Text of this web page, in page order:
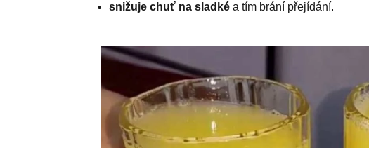
snižuje chuť na sladkéa tím brání přejídání.